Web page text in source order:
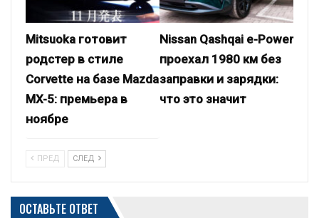
Mitsuoka готовит
родстер в стиле
Corvette на базе Mazda
MX-5: премьера в
ноябре
Nissan Qashqai e-Power
проехал 1980 км без
заправки и зарядки:
что это значит
ПРЕД СЛЕД
ОСТАВЬТЕ ОТВЕТ